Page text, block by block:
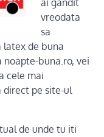
ai gandit
vreodata
sa
latex de buna
buna.ro, vei
cele mai
direct pe site-ul
de unde tu iti